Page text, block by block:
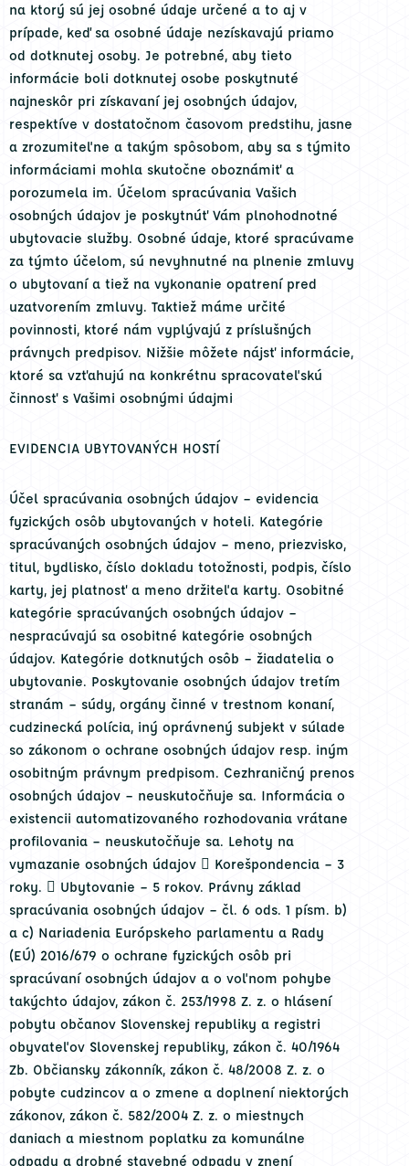
na ktorý sú jej osobné údaje určené a to aj v
prípade, keď sa osobné údaje nezískavajú priamo
od dotknutej osoby. Je potrebné, aby tieto
informácie boli dotknutej osobe poskytnuté
najneskôr pri získavaní jej osobných údajov,
respektíve v dostatočnom časovom predstihu, jasne
a zrozumiteľne a takým spôsobom, aby sa s týmito
informáciami mohla skutočne oboznámiť a
porozumela im. Účelom spracúvania Vašich
osobných údajov je poskytnúť Vám plnohodnotné
ubytovacie služby. Osobné údaje, ktoré spracúvame
za týmto účelom, sú nevyhnutné na plnenie zmluvy
o ubytovaní a tiež na vykonanie opatrení pred
uzatvorením zmluvy. Taktiež máme určité
povinnosti, ktoré nám vyplývajú z príslušných
právnych predpisov. Nižšie môžete nájsť informácie,
ktoré sa vzťahujú na konkrétnu spracovateľskú
činnosť s Vašimi osobnými údajmi
EVIDENCIA UBYTOVANÝCH HOSTÍ
Účel spracúvania osobných údajov – evidencia
fyzických osôb ubytovaných v hoteli. Kategórie
spracúvaných osobných údajov – meno, priezvisko,
titul, bydlisko, číslo dokladu totožnosti, podpis, číslo
karty, jej platnosť a meno držiteľa karty. Osobitné
kategórie spracúvaných osobných údajov –
nespracúvajú sa osobitné kategórie osobných
údajov. Kategórie dotknutých osôb – žiadatelia o
ubytovanie. Poskytovanie osobných údajov tretím
stranám – súdy, orgány činné v trestnom konaní,
cudzinecká polícia, iný oprávnený subjekt v súlade
so zákonom o ochrane osobných údajov resp. iným
osobitným právnym predpisom. Cezhraničný prenos
osobných údajov – neuskutočňuje sa. Informácia o
existencii automatizovaného rozhodovania vrátane
profilovania – neuskutočňuje sa. Lehoty na
vymazanie osobných údajov  Korešpondencia – 3
roky.  Ubytovanie – 5 rokov. Právny základ
spracúvania osobných údajov – čl. 6 ods. 1 písm. b)
a c) Nariadenia Európskeho parlamentu a Rady
(EÚ) 2016/679 o ochrane fyzických osôb pri
spracúvaní osobných údajov a o voľnom pohybe
takýchto údajov, zákon č. 253/1998 Z. z. o hlásení
pobytu občanov Slovenskej republiky a registri
obyvateľov Slovenskej republiky, zákon č. 40/1964
Zb. Občiansky zákonník, zákon č. 48/2008 Z. z. o
pobyte cudzincov a o zmene a doplnení niektorých
zákonov, zákon č. 582/2004 Z. z. o miestnych
daniach a miestnom poplatku za komunálne
odpady a drobné stavebné odpady v znení